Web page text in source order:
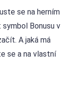
se na herním
Bonusu v
A jaká má
se a na vlastní